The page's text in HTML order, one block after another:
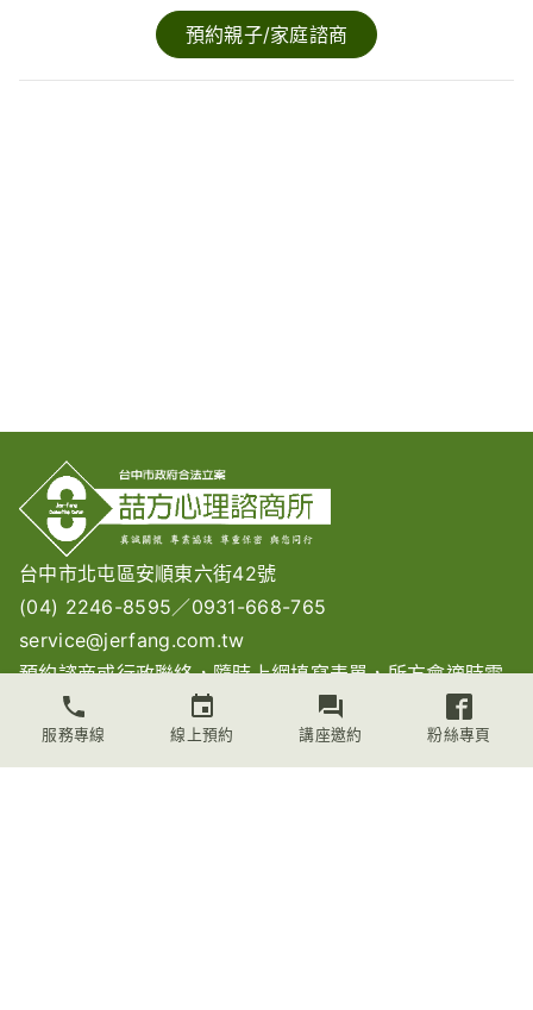
預約親子/家庭諮商
台中市北屯區安順東六街42號
(04) 2246-8595 ／0931-668-765
service@jerfang.com.tw
預約諮商或行政聯絡，隨時上網填寫表單，所方會適時電
話連絡。
與所方電話聯絡：請在週間（一到五）的中午12~2點間來
電。
服務專線 線上預約 講座邀約 粉絲專頁